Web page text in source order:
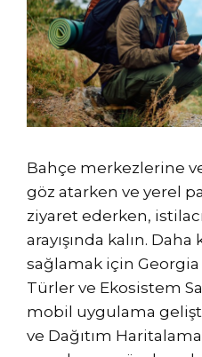
Bahçe merkezlerine
göz atarken ve yerel
ziyaret ederken,
arayışında kalın.
sağlamak için
Türler ve Ekosistem
mobil uygulama
ve Dağıtım